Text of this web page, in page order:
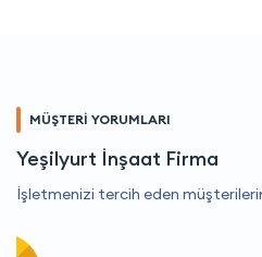
MÜŞTERİ YORUMLARI
Yeşilyurt İnşaat Firma
İşletmenizi tercih eden